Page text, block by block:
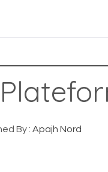
By : Apajh Nord